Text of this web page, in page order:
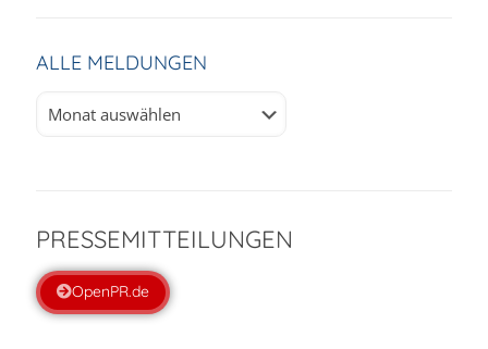
ALLE MELDUNGEN
Meldungen
PRESSEMITTEILUNGEN
OpenPR.de